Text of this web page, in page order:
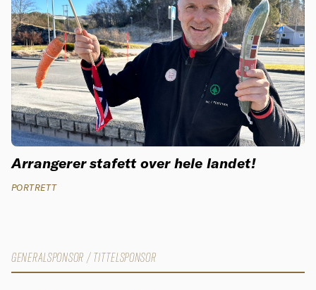
Arrangerer stafett over hele landet!
PORTRETT
GENERALSPONSOR / TITTELSPONSOR